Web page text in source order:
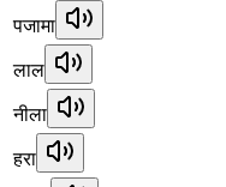
पजामा
लाल
नीला
हरा